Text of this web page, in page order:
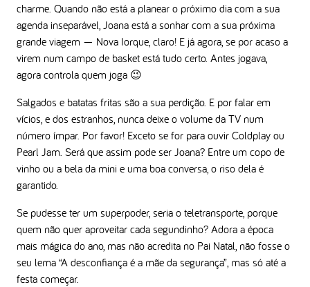
charme. Quando não está a planear o próximo dia com a sua
agenda inseparável, Joana está a sonhar com a sua próxima
grande viagem — Nova Iorque, claro! E já agora, se por acaso a
virem num campo de basket está tudo certo. Antes jogava,
agora controla quem joga 😉
Salgados e batatas fritas são a sua perdição. E por falar em
vícios, e dos estranhos, nunca deixe o volume da TV num
número ímpar. Por favor! Exceto se for para ouvir Coldplay ou
Pearl Jam. Será que assim pode ser Joana? Entre um copo de
vinho ou a bela da mini e uma boa conversa, o riso dela é
garantido.
Se pudesse ter um superpoder, seria o teletransporte, porque
quem não quer aproveitar cada segundinho? Adora a época
mais mágica do ano, mas não acredita no Pai Natal, não fosse o
seu lema “A desconfiança é a mãe da segurança”, mas só até a
festa começar.